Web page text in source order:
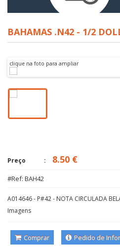
BAHAMAS .N42 - 1/2
clique na foto para ampliar
Preço 8.50 €
#Ref: BAH42
A014646 - P#42 - NOTA CIRCULADA
Imagens
Comprar Pedido de